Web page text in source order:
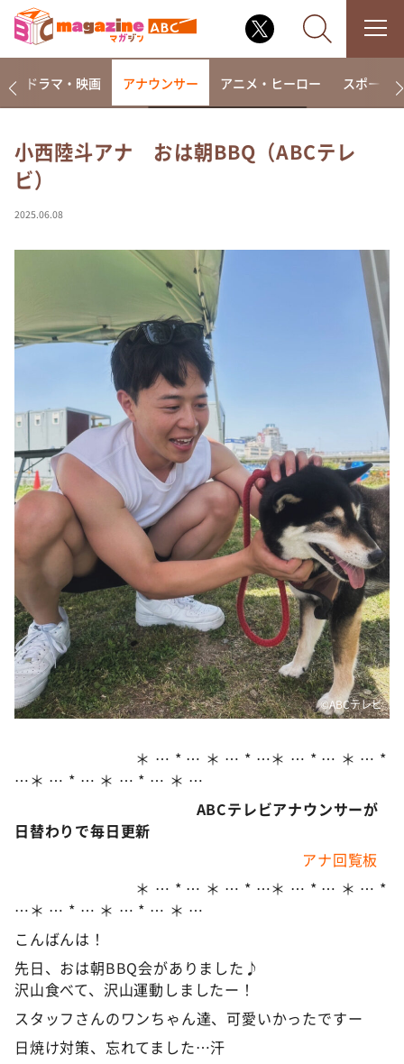
相席食堂
～人生密着トークバラエティ！～ やすとものいたっ
探偵！ナイトスクープ
news おかえり
河合＆A.B.C-Z塚田×福井アナ「なんでやねん！？」
（news おかえり）
DAIGOも台所 ～きょうの献立 何にする？～
本日はダイアンなり！シーズン２
朝だ！生です旅サラダ
教えて！ニュースライブ 正義のミカタ
ＬＩＦＥ～夢のカタチ～
新婚さんいらっしゃい！
ポツンと一軒家
ザキ山小屋本館
ぺこぱのまるスポ
アナ回覧板
ドラマ・映画 アナウンサー アニメ・ヒーロー スポーツ
小西陸斗アナ おは朝BBQ（ABCテレ
ビ）
2025.06.08
©ABCテレビ
＊ … * … ＊ … * …＊ … * … ＊ … *
…＊ … * … ＊ … * … ＊ …
ABCテレビアナウンサーが
日替わりで毎日更新
アナ回覧板
＊ … * … ＊ … * …＊ … * … ＊ … *
…＊ … * … ＊ … * … ＊ …
こんばんは！
先日、おは朝BBQ会がありました♪
沢山食べて、沢山運動しましたー！
スタッフさんのワンちゃん達、可愛いかったですー
日焼け対策、忘れてました…汗